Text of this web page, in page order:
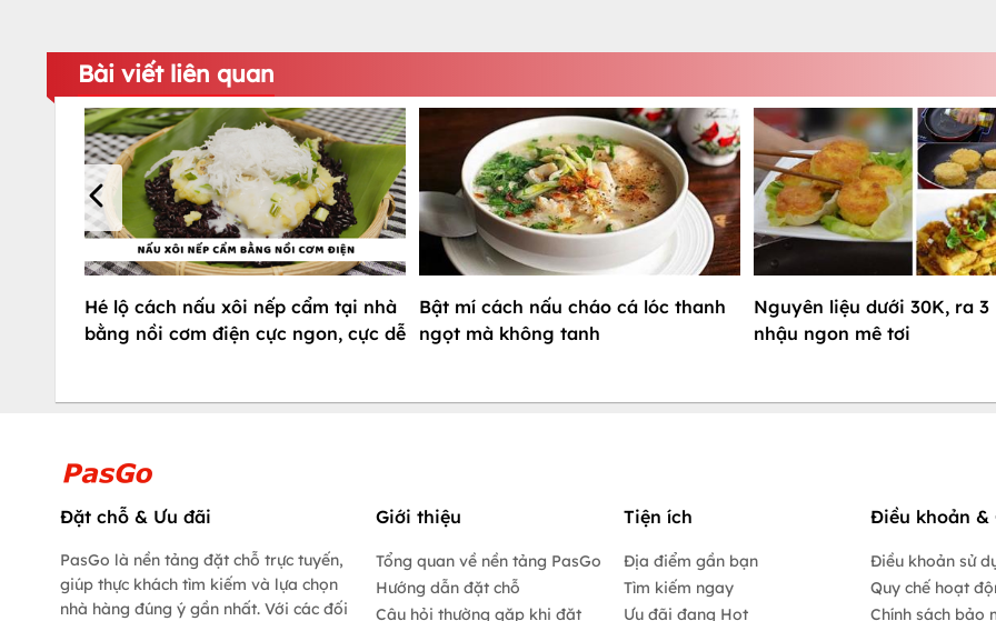
Bài viết liên quan
Hé lộ cách nấu xôi nếp cẩm tại nhà
bằng nồi cơm điện cực ngon, cực dễ
Bật mí cách nấu cháo cá lóc thanh
ngọt mà không tanh
Nguyên liệu dưới 30K, ra 3
nhậu ngon mê tơi
Đặt chỗ & Ưu đãi
PasGo là nền tảng đặt chỗ trực tuyến,
giúp thực khách tìm kiếm và lựa chọn
nhà hàng đúng ý gần nhất. Với các đối
Giới thiệu
Tổng quan về nền tảng PasGo
Hướng dẫn đặt chỗ
Câu hỏi thường gặp khi đặt
Tiện ích
Địa điểm gần bạn
Tìm kiếm ngay
Ưu đãi đang Hot
Điều khoản &
Điều khoản sử
Quy chế hoạt
Chính sách bảo